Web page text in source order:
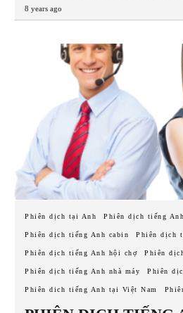
8 years ago
Phiên dịch tại Anh Phiên dịch tiếng Anh
Phiên dịch tiếng Anh cabin Phiên dịch
Phiên dịch tiếng Anh hội chợ Phiên
Phiên dịch tiếng Anh nhà máy Phiên
Phiên dich tiếng Anh tại Việt Nam